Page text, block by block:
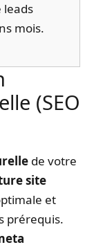
leads
mois.
(SEO
de votre
site
et
prérequis.